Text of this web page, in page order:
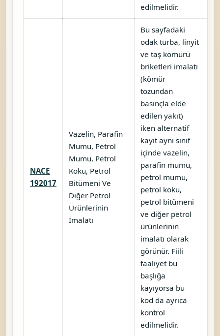
edilmelidir.
NACE
192017
Vazelin, Parafin
Mumu, Petrol
Mumu, Petrol
Koku, Petrol
Bitümeni Ve
Diğer Petrol
Ürünlerinin
İmalatı
Bu sayfadaki
odak turba, linyit
ve taş kömürü
briketleri imalatı
(kömür
tozundan
basınçla elde
edilen yakıt)
iken alternatif
kayıt aynı sınıf
içinde vazelin,
parafin mumu,
petrol mumu,
petrol koku,
petrol bitümeni
ve diğer petrol
ürünlerinin
imalatı olarak
görünür. Fiili
faaliyet bu
başlığa
kayıyorsa bu
kod da ayrıca
kontrol
edilmelidir.